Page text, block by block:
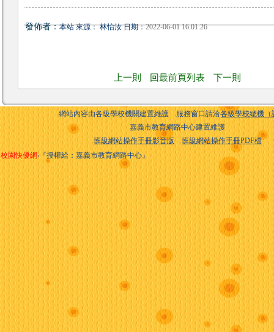
發佈者：本站 來源： 林怡汝 日期：2022-06-01 16:01:26
上一則 回最前頁列表 下一則
網站內容由各級學校機關建置維護 服務窗口請洽各級學校總機（
嘉義市教育網路中心建置維護
班級網站操作手冊影音版
班級網站操作手冊PDF檔
校園快優網‧『授權給：嘉義市教育網路中心』